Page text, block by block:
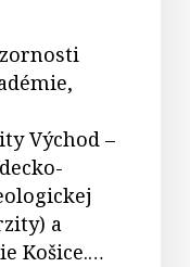
Východ –
a
Košice.…